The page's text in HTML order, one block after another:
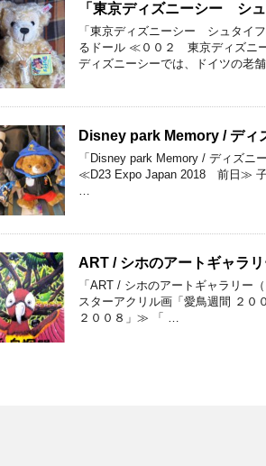
「東京ディズニーシー シ
「東京ディズニーシー シュタイ
るドール ≪００２ 東京ディズニ
ディズニーシーでは、ドイツの老
Disney park Memory / ディ
「Disney park Memory / ディズニ
≪D23 Expo Japan 2018 前日≫ 子
…
ART / シホのアートギャラリ
「ART / シホのアートギャラリー
スターアクリル画「愛鳥週間 ２
２００８」≫ 「 …